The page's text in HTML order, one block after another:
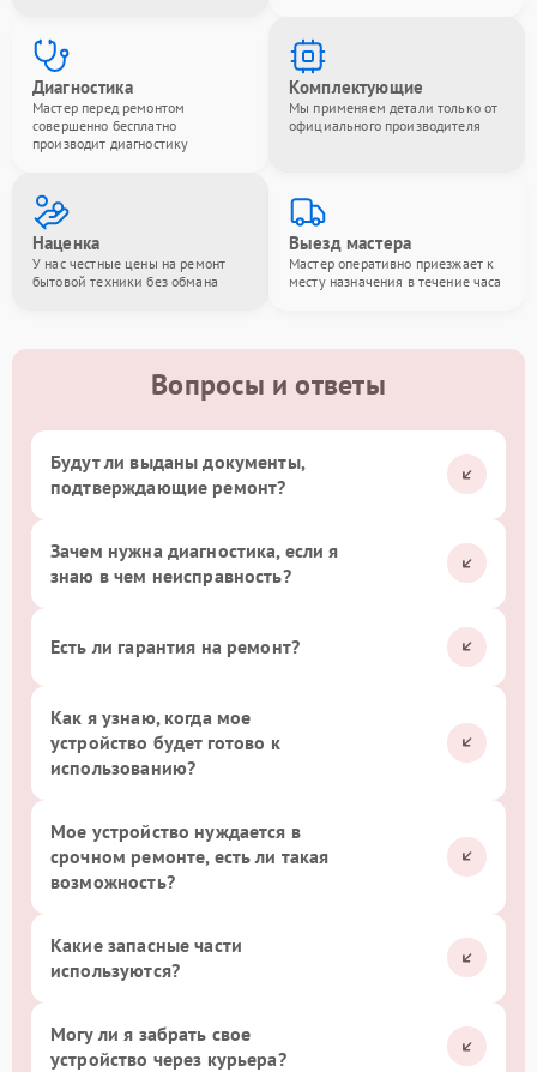
Диагностика
Мастер перед ремонтом
совершенно бесплатно
производит диагностику
Комплектующие
Мы применяем детали только от
официального производителя
Наценка
У нас честные цены на ремонт
бытовой техники без обмана
Выезд мастера
Мастер оперативно приезжает к
месту назначения в течение часа
Вопросы и ответы
Будут ли выданы документы,
подтверждающие ремонт?
Зачем нужна диагностика, если я
знаю в чем неисправность?
Есть ли гарантия на ремонт?
Как я узнаю, когда мое
устройство будет готово к
использованию?
Мое устройство нуждается в
срочном ремонте, есть ли такая
возможность?
Какие запасные части
используются?
Могу ли я забрать свое
устройство через курьера?